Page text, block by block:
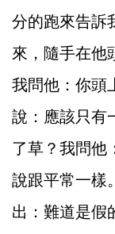
分的跑來告訴
來，隨手在他
我問他：你頭
說：應該只有
了草？我問他
說跟平常一樣
出：難道是假